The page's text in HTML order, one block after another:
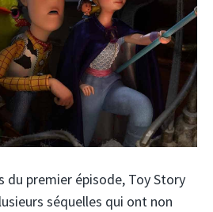
du premier épisode, Toy Story
séquelles qui ont non